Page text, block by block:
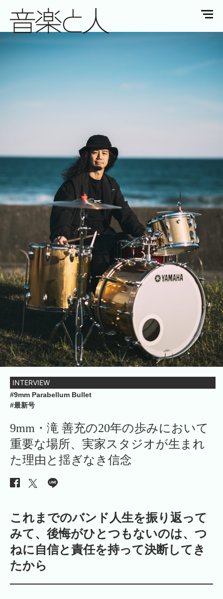
INTERVIEW
#9mm Parabellum Bullet
#最新号
9mm・滝 善充の20年の歩みにおいて
重要な場所、実家スタジオが生まれ
た理由と揺ぎなき信念
これまでのバンド人生を振り返って
みて、後悔がひとつもないのは、つ
ねに自信と責任を持って決断してき
たから